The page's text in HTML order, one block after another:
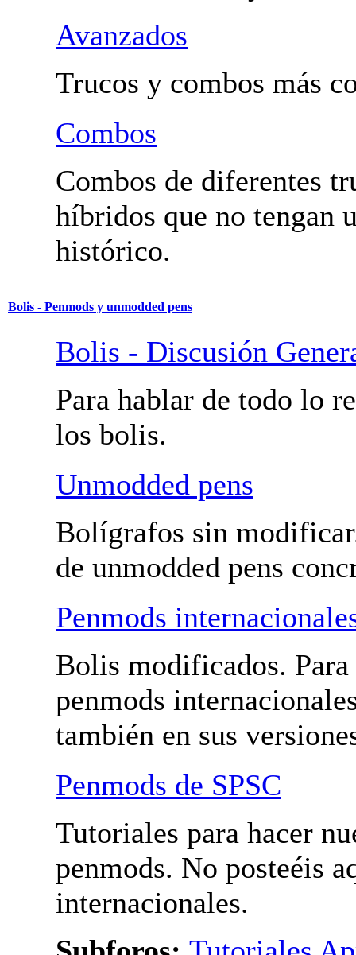
Fundamentales y
Utilidad.
Avanzados
Trucos y combos más
Combos
Combos de diferentes
histórico.
Bolis - Discusión
Para hablar de todo lo
con los bolis.
Unmodded pens
Bolígrafos sin
hablar de unmodded
Penmods
Bolis modificados. Para
penmods
también en sus
Penmods de SPSC
Tutoriales para hacer
penmods. No posteéis